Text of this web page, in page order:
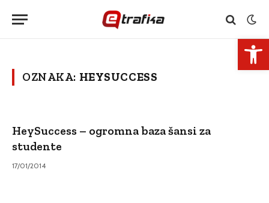
OZNAKA: HEYSUCCESS
HeySuccess – ogromna baza šansi za
studente
17/01/2014